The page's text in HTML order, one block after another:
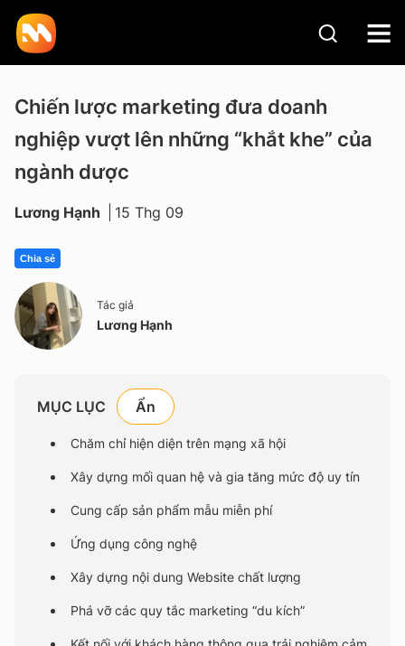
Chiến lược marketing đưa doanh
nghiệp vượt lên những “khắt khe” của
ngành dược
Lương Hạnh 15 Thg 09
Chia sẻ
Tác giả
Lương Hạnh
MỤC LỤC
Chăm chỉ hiện diện trên mạng xã hội
Xây dựng mối quan hệ và gia tăng mức độ uy tín
Cung cấp sản phẩm mẫu miễn phí
Ứng dụng công nghệ
Xây dựng nội dung Website chất lượng
Phá vỡ các quy tắc marketing “du kích”